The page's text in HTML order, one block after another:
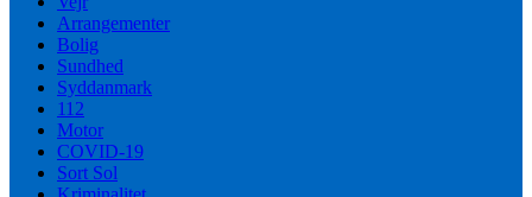
Arrangementer
Bolig
Sundhed
Syddanmark
112
Motor
COVID-19
Sort Sol